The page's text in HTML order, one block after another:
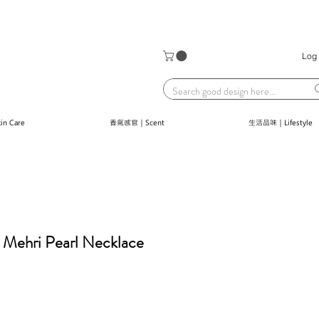
Log
Care 香氣感官｜Scent 生活品味｜Lifestyle
Pearl Necklace